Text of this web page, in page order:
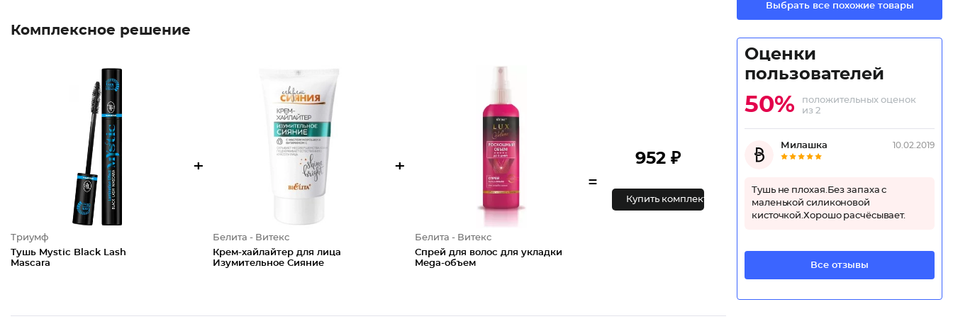
Комплексное решение
Триумф
Тушь Mystic Black Lash
Mascara
+
Белита - Витекс
Крем-хайлайтер для лица
Изумительное Сияние
+
Белита - Витекс
Спрей для волос для укладки
Mega-объем
=
952 ₽
Купить комплект
Выбрать все похожие товары
Оценки
пользователей
50%
положительных оценок
из 2
Милашка 10.02.2019
Тушь не плохая.Без запаха с
маленькой силиконовой
кисточкой.Хорошо расчёсывает.
Все отзывы